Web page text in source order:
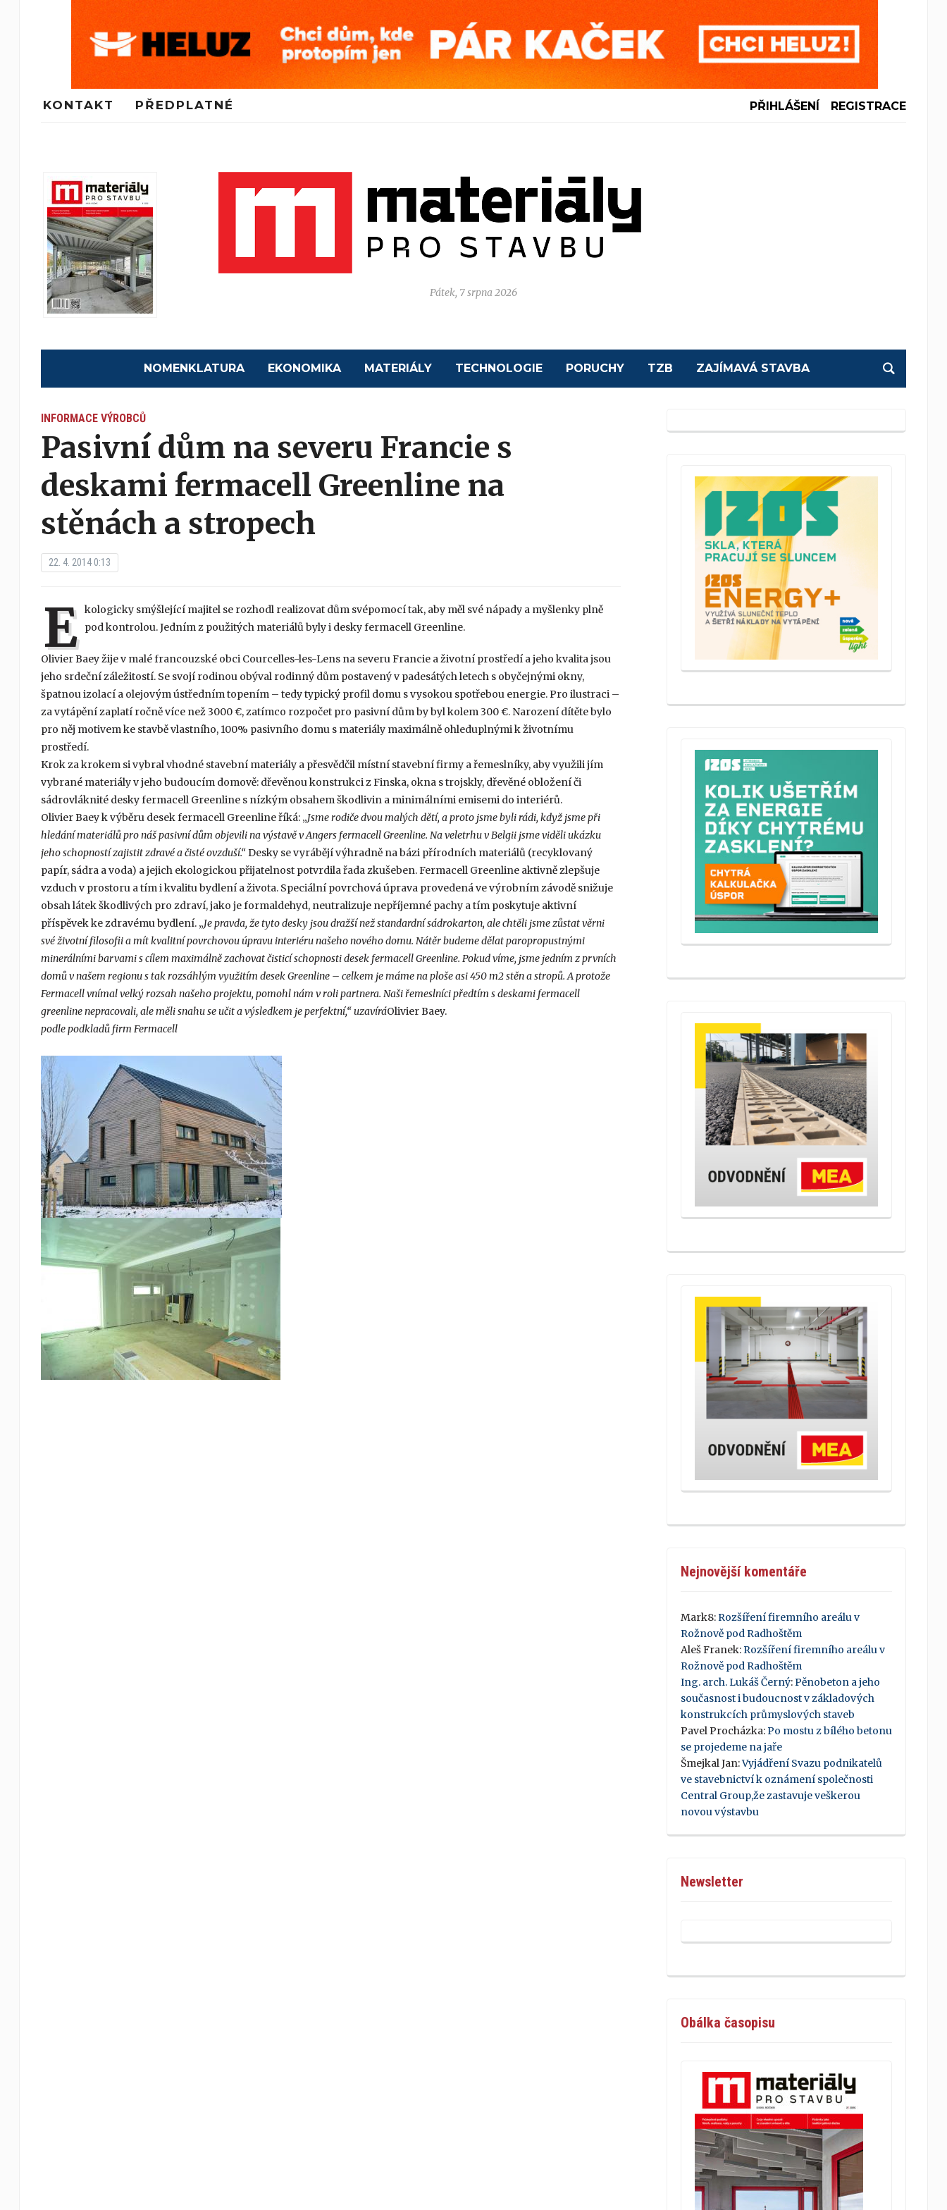
KONTAKT PŘEDPLATNÉ PŘIHLÁŠENÍ REGISTRACE
Pátek, 7 srpna 2026
NOMENKLATURA EKONOMIKA MATERIÁLY TECHNOLOGIE PORUCHY TZB ZAJÍMAVÁ STAVBA
INFORMACE VÝROBCŮ
Pasivní dům na severu Francie s
deskami fermacell Greenline na
stěnách a stropech
22. 4. 2014 0:13
E kologicky smýšlející majitel se rozhodl realizovat dům svépomocí tak, aby měl své nápady a myšlenky plně
pod kontrolou. Jedním z použitých materiálů byly i desky fermacell Greenline.
Olivier Baey žije v malé francouzské obci Courcelles-les-Lens na severu Francie a životní prostředí a jeho kvalita jsou
jeho srdeční záležitostí. Se svojí rodinou obýval rodinný dům postavený v padesátých letech s obyčejnými okny,
špatnou izolací a olejovým ústředním topením – tedy typický profil domu s vysokou spotřebou energie. Pro ilustraci –
za vytápění zaplatí ročně více než 3000 €, zatímco rozpočet pro pasivní dům by byl kolem 300 €. Narození dítěte bylo
pro něj motivem ke stavbě vlastního, 100% pasivního domu s materiály maximálně ohleduplnými k životnímu
prostředí.
Krok za krokem si vybral vhodné stavební materiály a přesvědčil místní stavební firmy a řemeslníky, aby využili jím
vybrané materiály v jeho budoucím domově: dřevěnou konstrukci z Finska, okna s trojskly, dřevěné obložení či
sádrovláknité desky fermacell Greenline s nízkým obsahem škodlivin a minimálními emisemi do interiérů.
Olivier Baey k výběru desek fermacell Greenline říká: „Jsme rodiče dvou malých dětí, a proto jsme byli rádi, když jsme při
hledání materiálů pro náš pasivní dům objevili na výstavě v Angers fermacell Greenline. Na veletrhu v Belgii jsme viděli ukázku
jeho schopností zajistit zdravé a čisté ovzduší.“ Desky se vyrábějí výhradně na bázi přírodních materiálů (recyklovaný
papír, sádra a voda) a jejich ekologickou přijatelnost potvrdila řada zkušeben. Fermacell Greenline aktivně zlepšuje
vzduch v prostoru a tím i kvalitu bydlení a života. Speciální povrchová úprava provedená ve výrobním závodě snižuje
obsah látek škodlivých pro zdraví, jako je formaldehyd, neutralizuje nepříjemné pachy a tím poskytuje aktivní
příspěvek ke zdravému bydlení. „Je pravda, že tyto desky jsou dražší než standardní sádrokarton, ale chtěli jsme zůstat věrni
své životní filosofii a mít kvalitní povrchovou úpravu interiéru našeho nového domu. Nátěr budeme dělat paropropustnými
minerálními barvami s cílem maximálně zachovat čisticí schopnosti desek fermacell Greenline. Pokud víme, jsme jedním z prvních
domů v našem regionu s tak rozsáhlým využitím desek Greenline – celkem je máme na ploše asi 450 m2 stěn a stropů. A protože
Fermacell vnímal velký rozsah našeho projektu, pomohl nám v roli partnera. Naši řemeslníci předtím s deskami fermacell
greenline nepracovali, ale měli snahu se učit a výsledkem je perfektní,“ uzavíráOlivier Baey.
podle podkladů firm Fermacell
Nejnovější komentáře
Mark8:Rozšíření firemního areálu v
Rožnově pod Radhoštěm
Aleš Franek:Rozšíření firemního areálu v
Rožnově pod Radhoštěm
Ing. arch. Lukáš Černý:Pěnobeton a jeho
současnost i budoucnost v základových
konstrukcích průmyslových staveb
Pavel Procházka:Po mostu z bílého betonu
se projedeme na jaře
Šmejkal Jan:Vyjádření Svazu podnikatelů
ve stavebnictví k oznámení společnosti
Central Group,že zastavuje veškerou
novou výstavbu
Newsletter
Obálka časopisu